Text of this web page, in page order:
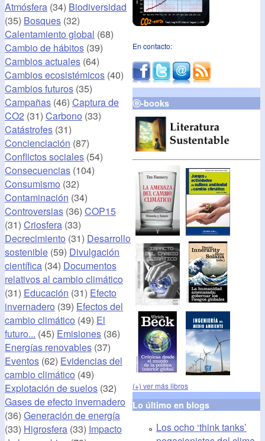
Atmósfera (34) Biodiversidad
(35) Bosques (32)
Calentamiento global (68)
Cambio de hábitos (39)
Cambios actuales (64)
Cambios ecosistémicos (40)
Cambios futuros (35)
Campañas (46) Captura de
CO2 (31) Carbono (33)
Catástrofes (31)
Concienciación (87)
Conflictos sociales (54)
Consecuencias (104)
Consumismo (32)
Contaminación (34)
Controversias (36) COP15
(31) Criosfera (33)
Decrecimiento (31) Desarrollo
sostenible (59) Divulgación
científica (34) Documentos
relativos al cambio climático
(31) Educación (31) Efecto
invernadero (39) Efectos del
cambio climático (49) El
futuro... (45) Emisiones (36)
Energías renovables (37)
Eventos (62) Evidencias del
cambio climático (49)
Explotación de suelos (32)
Gases de efecto invernadero
(36) Generación de energía
(33) Higrosfera (33) Impacto
En contacto:
ⓔ-books
(+) ver más libros
Lo último en blogs
Los ocho ‘think tanks’